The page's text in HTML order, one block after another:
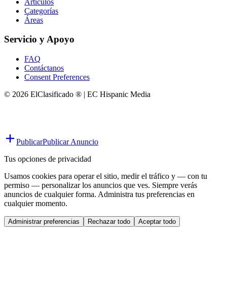
Categorías
Áreas
Servicio y Apoyo
FAQ
Contáctanos
Consent Preferences
© 2026 ElClasificado ® | EC Hispanic Media
PublicarPublicar Anuncio
Tus opciones de privacidad
Usamos cookies para operar el sitio, medir el tráfico y — con tu
permiso — personalizar los anuncios que ves. Siempre verás
anuncios de cualquier forma. Administra tus preferencias en
cualquier momento.
Administrar preferencias Rechazar todo Aceptar todo